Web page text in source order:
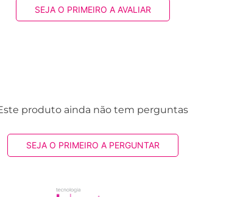
SEJA O PRIMEIRO A AVALIAR
produto ainda não tem perguntas
SEJA O PRIMEIRO A PERGUNTAR